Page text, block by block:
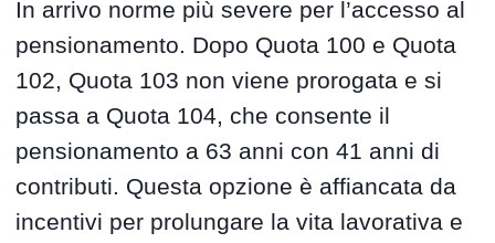
In arrivo norme più severe per l’accesso al
pensionamento. Dopo Quota 100 e Quota
102, Quota 103 non viene prorogata e si
passa a Quota 104, che consente il
pensionamento a 63 anni con 41 anni di
contributi. Questa opzione è affiancata da
incentivi per prolungare la vita lavorativa e